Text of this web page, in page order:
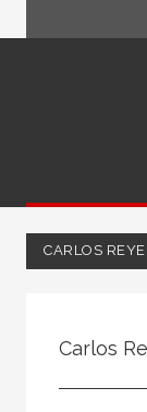
CARLOS
Carlos